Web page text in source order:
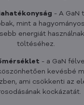
- A GaN
mint a
energiát
töltéséhez.
- a GaN
kevésbé
ami csökkenti az
kockázatát.